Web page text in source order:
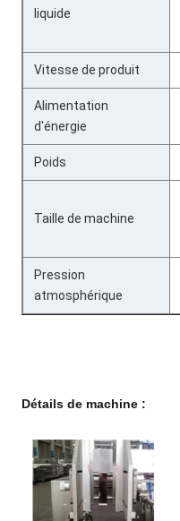
liquide
Vitesse de produit
Alimentation
d'énergie
Poids
Taille de machine
Pression
atmosphérique
Détails de machine :